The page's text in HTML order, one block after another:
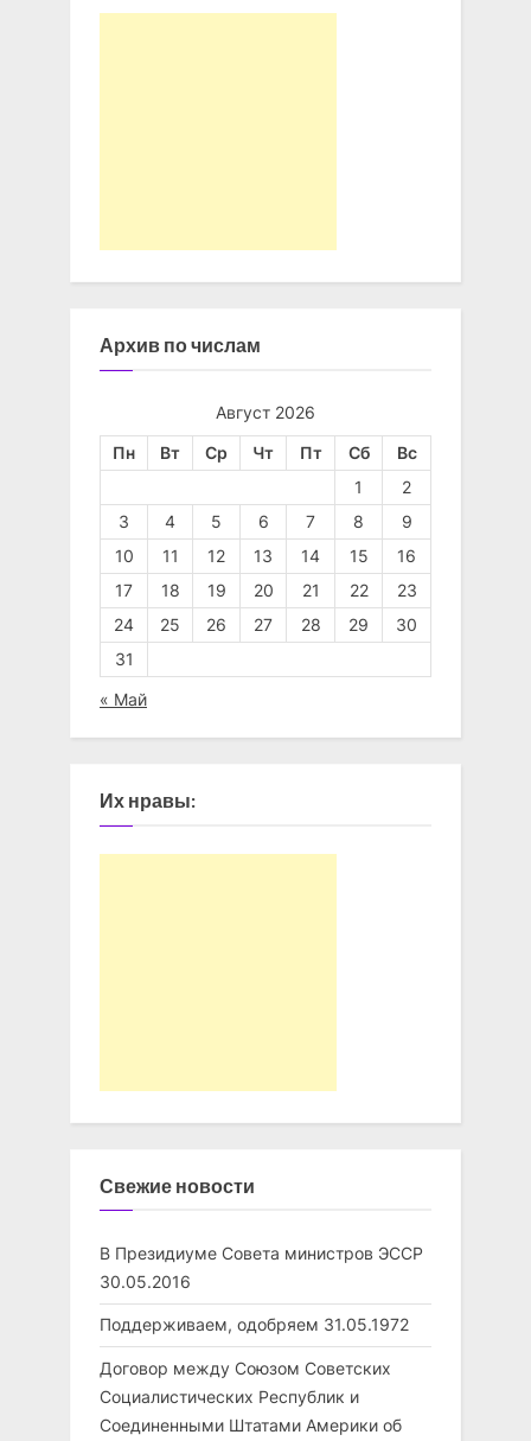
Архив по числам
Август 2026
Пн Вт Ср Чт Пт Сб
Вс
1
2
3
4 5 6 7 8
9
10
11 12 13 14 15
16
17
18 19 20 21 22
23
24
25 26 27 28 29
30
31
« Май
Их нравы:
Свежие новости
В Президиуме Совета министров ЭССР
30.05.2016
Поддерживаем, одобряем 31.05.1972
Договор между Союзом Советских
Социалистических Республик и
Соединенными Штатами Америки об